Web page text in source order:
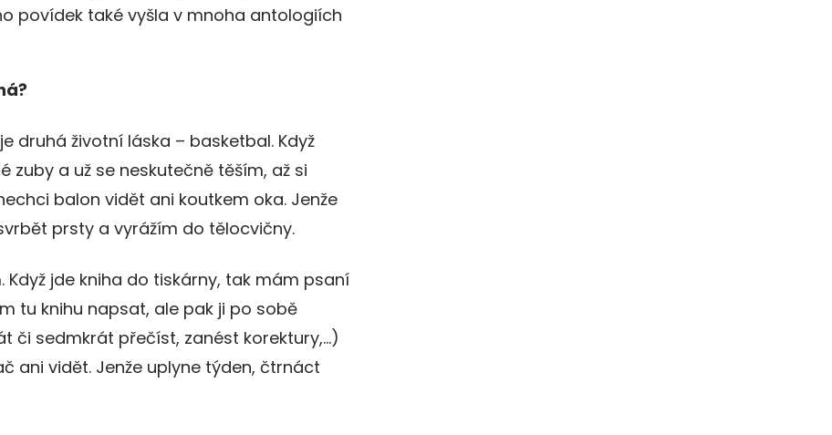
povídek také vyšla v mnoha antologiích
druhá životní láska – basketbal. Když
zuby a už se neskutečně těším, až si
balon vidět ani koutkem oka. Jenže
prsty a vyrážím do tělocvičny.
Když jde kniha do tiskárny, tak mám psaní
tu knihu napsat, ale pak ji po sobě
či sedmkrát přečíst, zanést korektury,…)
ani vidět. Jenže uplyne týden, čtrnáct